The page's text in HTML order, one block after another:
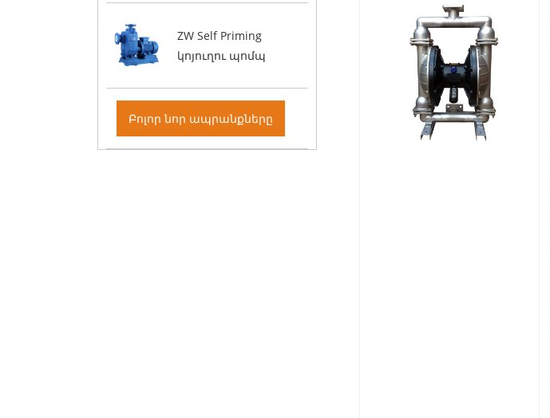
ZW Self Priming
կոյուղու պոմպ
Բոլոր նոր ապրանքները